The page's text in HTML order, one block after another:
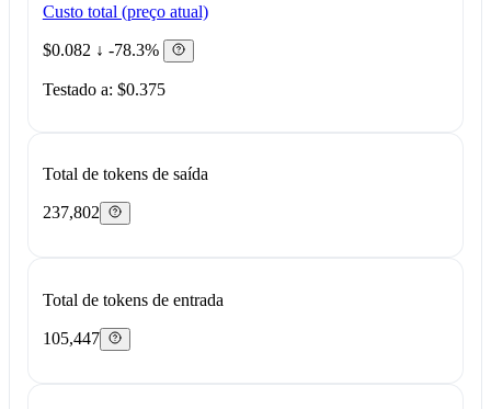
Custo total (preço atual)
$0.082 ↓ -78.3%
Testado a: $0.375
Total de tokens de saída
237,802
Total de tokens de entrada
105,447